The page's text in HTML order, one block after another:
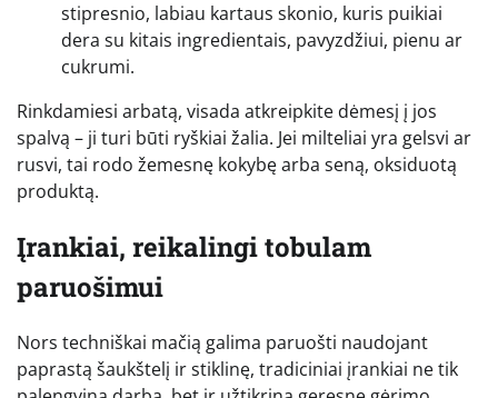
stipresnio, labiau kartaus skonio, kuris puikiai
dera su kitais ingredientais, pavyzdžiui, pienu ar
cukrumi.
Rinkdamiesi arbatą, visada atkreipkite dėmesį į jos
spalvą – ji turi būti ryškiai žalia. Jei milteliai yra gelsvi ar
rusvi, tai rodo žemesnę kokybę arba seną, oksiduotą
produktą.
Įrankiai, reikalingi tobulam
paruošimui
Nors techniškai mačią galima paruošti naudojant
paprastą šaukštelį ir stiklinę, tradiciniai įrankiai ne tik